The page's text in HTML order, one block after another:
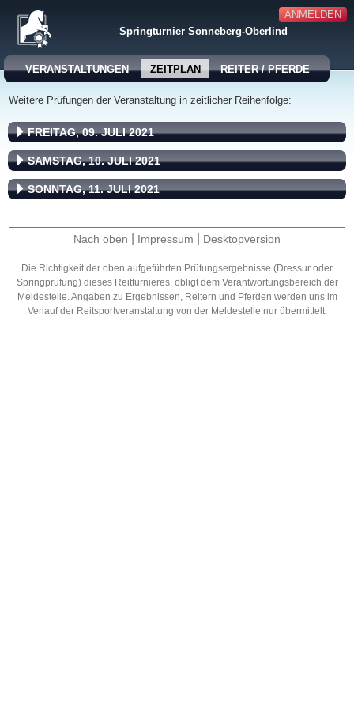
ANMELDEN
Springturnier Sonneberg-Oberlind
VERANSTALTUNGEN ZEITPLAN REITER / PFERDE
Weitere Prüfungen der Veranstaltung in zeitlicher Reihenfolge:
FREITAG, 09. JULI 2021
SAMSTAG, 10. JULI 2021
SONNTAG, 11. JULI 2021
Nach oben Impressum Desktopversion
Die Richtigkeit der oben aufgeführten Prüfungsergebnisse (Dressur oder
Springprüfung) dieses Reitturnieres, obligt dem Verantwortungsbereich der
Meldestelle. Angaben zu Ergebnissen, Reitern und Pferden werden uns im
Verlauf der Reitsportveranstaltung von der Meldestelle nur übermittelt.